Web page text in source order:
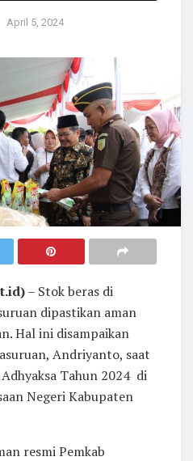
April 5, 2024
– Stok beras di
dipastikan aman
Hal ini disampaikan
Andriyanto, saat
Tahun 2024 di
Negeri Kabupaten
resmi Pemkab